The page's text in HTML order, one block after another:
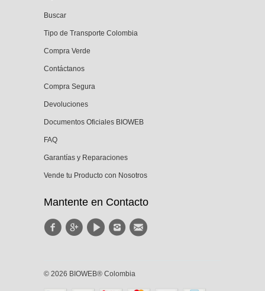
Buscar
Tipo de Transporte Colombia
Compra Verde
Contáctanos
Compra Segura
Devoluciones
Documentos Oficiales BIOWEB
FAQ
Garantías y Reparaciones
Vende tu Producto con Nosotros
Mantente en Contacto
© 2026 BIOWEB® Colombia